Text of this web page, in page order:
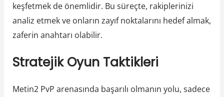
keşfetmek de önemlidir. Bu süreçte, rakiplerinizi
analiz etmek ve onların zayıf noktalarını hedef almak,
zaferin anahtarı olabilir.
Stratejik Oyun Taktikleri
Metin2 PvP arenasında başarılı olmanın yolu, sadece